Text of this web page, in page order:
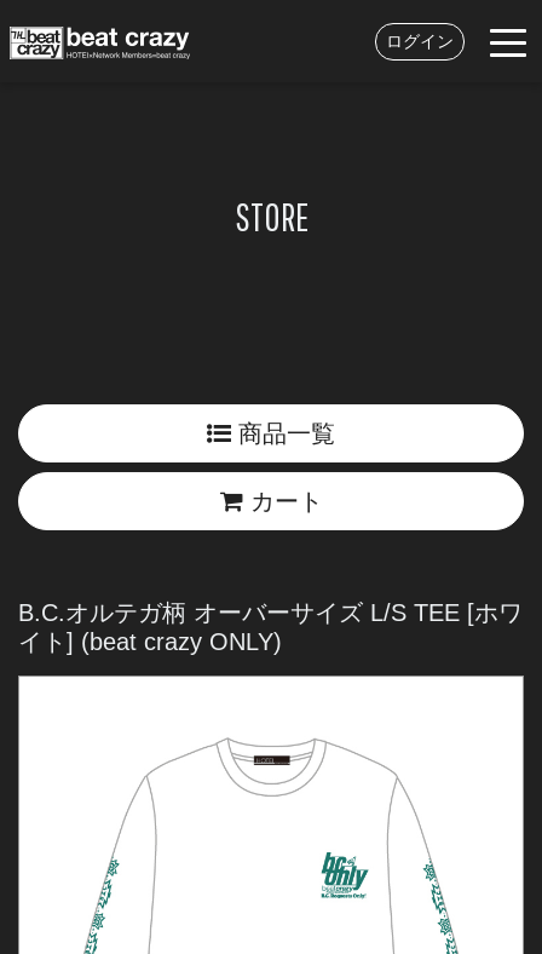
ログイン
STORE
商品一覧
カート
B.C.オルテガ柄 オーバーサイズ L/S TEE [ホワ
イト] (beat crazy ONLY)